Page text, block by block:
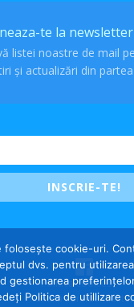
te la
listei noastre de mail
și actualizări din
INSCRIE-TE!
Politica cookies
Politica
folosește cookie-uri.
dvs. pentru
gestionarea
Politica de utillizare